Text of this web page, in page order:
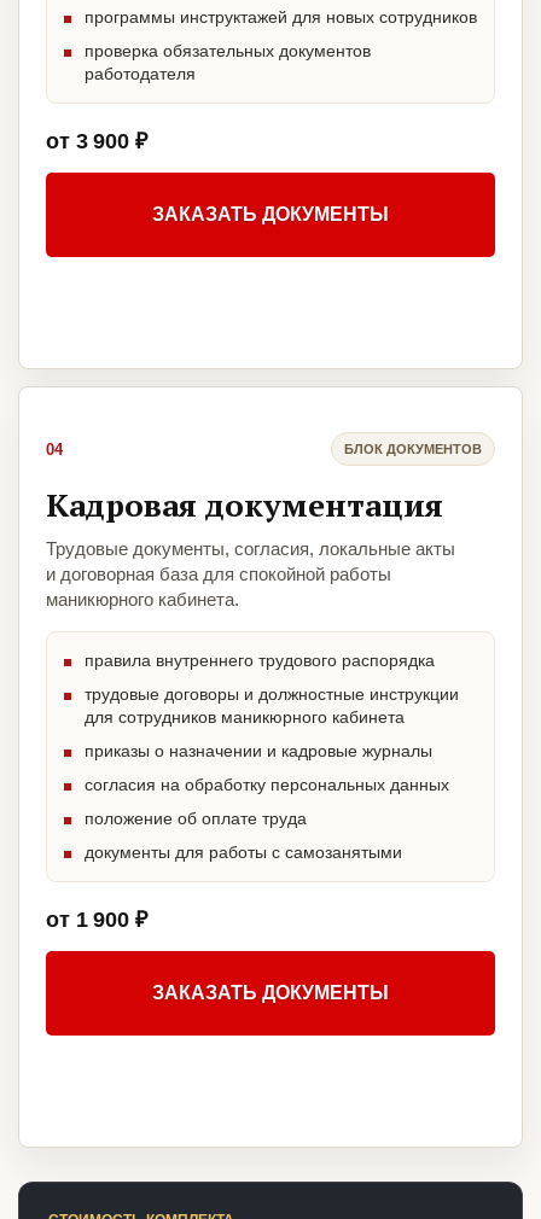
программы инструктажей для новых сотрудников
проверка обязательных документов
работодателя
от 3 900 ₽
ЗАКАЗАТЬ ДОКУМЕНТЫ
04 БЛОК ДОКУМЕНТОВ
Кадровая документация
Трудовые документы, согласия, локальные акты
и договорная база для спокойной работы
маникюрного кабинета.
правила внутреннего трудового распорядка
трудовые договоры и должностные инструкции
для сотрудников маникюрного кабинета
приказы о назначении и кадровые журналы
согласия на обработку персональных данных
положение об оплате труда
документы для работы с самозанятыми
от 1 900 ₽
ЗАКАЗАТЬ ДОКУМЕНТЫ